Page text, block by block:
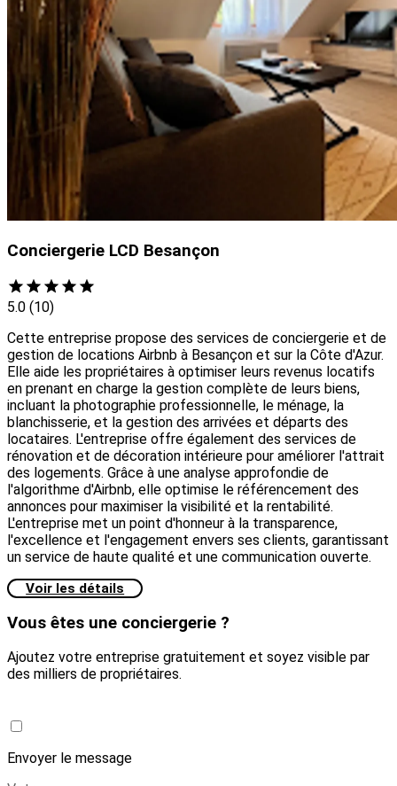
Conciergerie LCD Besançon
5.0 (10)
Cette entreprise propose des services de conciergerie et de
gestion de locations Airbnb à Besançon et sur la Côte d'Azur.
Elle aide les propriétaires à optimiser leurs revenus locatifs
en prenant en charge la gestion complète de leurs biens,
incluant la photographie professionnelle, le ménage, la
blanchisserie, et la gestion des arrivées et départs des
locataires. L'entreprise offre également des services de
rénovation et de décoration intérieure pour améliorer l'attrait
des logements. Grâce à une analyse approfondie de
l'algorithme d'Airbnb, elle optimise le référencement des
annonces pour maximiser la visibilité et la rentabilité.
L'entreprise met un point d'honneur à la transparence,
l'excellence et l'engagement envers ses clients, garantissant
un service de haute qualité et une communication ouverte.
Voir les détails
Vous êtes une conciergerie ?
Ajoutez votre entreprise gratuitement et soyez visible par
des milliers de propriétaires.
Envoyer le message